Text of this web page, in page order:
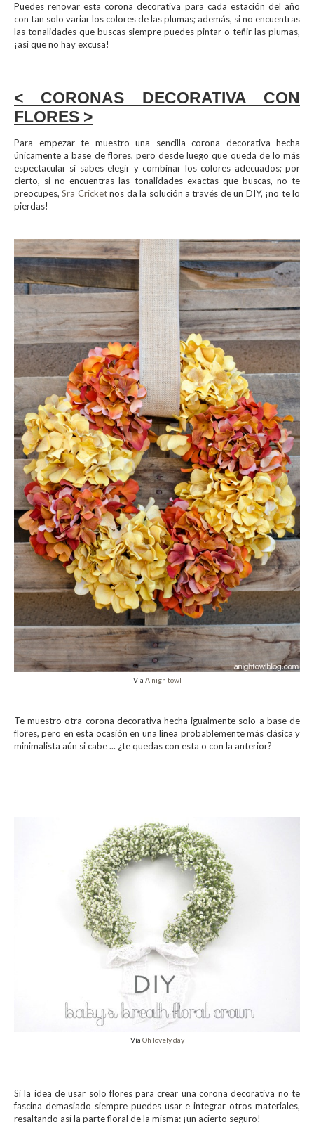
Puedes renovar esta corona decorativa para cada estación del año
con tan solo variar los colores de las plumas; además, si no encuentras
las tonalidades que buscas siempre puedes pintar o teñir las plumas,
¡así que no hay excusa!
< CORONAS DECORATIVA CON
FLORES >
Para empezar te muestro una sencilla corona decorativa hecha
únicamente a base de flores, pero desde luego que queda de lo más
espectacular si sabes elegir y combinar los colores adecuados; por
cierto, si no encuentras las tonalidades exactas que buscas, no te
preocupes,Sra Cricketnos da la solución a través de un DIY, ¡no te lo
pierdas!
Vía A nigh towl
Te muestro otra corona decorativa hecha igualmente solo a base de
flores, pero en esta ocasión en una línea probablemente más clásica y
minimalista aún si cabe ... ¿te quedas con esta o con la anterior?
Vía Oh lovely day
Si la idea de usar solo flores para crear una corona decorativa no te
fascina demasiado siempre puedes usar e integrar otros materiales,
resaltando así la parte floral de la misma: ¡un acierto seguro!